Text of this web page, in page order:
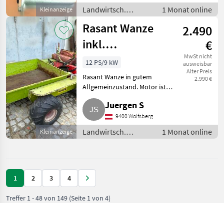
Kleinanzeige
Landwirtsch.
Motorfahrzeuge /
Transporter und
Motorkarren
1 Monat online
Kleinanzeige
Rasant Wanze
inkl.
Transportwanne,
reparaturbedürftig
2.490
€
MwSt nicht
ausweisbar
Alter Preis
2.990 €
12 PS/9 kW
Rasant Wanze in gutem
Allgemeinzustand. Motor ist
defekt und muss repariert
werden, bzw. kann bei Interesse
gegen einen anderen Motor
ausgetauscht bzw. repariert wer
Juergen S
9400 Wolfsberg
Landwirtsch.
Motorfahrzeuge /
1 Monat online
1 2 3 4
Treffer 1-48von 149 (Seite 1 von 4)